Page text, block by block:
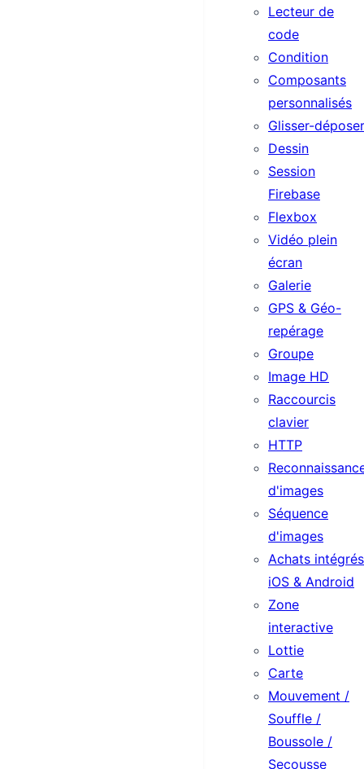
Lecteur de
code
Condition
Composants
personnalisés
Glisser-déposer
Dessin
Session
Firebase
Flexbox
Vidéo plein
écran
Galerie
GPS & Géo-
repérage
Groupe
Image HD
Raccourcis
clavier
HTTP
d'images
Séquence
d'images
Achats intégrés
iOS & Android
Zone
interactive
Lottie
Carte
Mouvement /
Souffle /
Boussole /
Secousse